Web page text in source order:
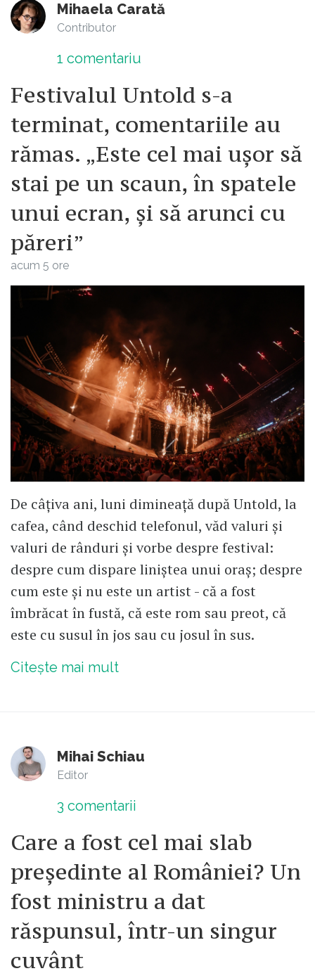
Mihaela Carată
Contributor
1 comentariu
Festivalul Untold s-a
terminat, comentariile au
rămas. „Este cel mai ușor să
stai pe un scaun, în spatele
unui ecran, și să arunci cu
păreri”
acum 5 ore
De câțiva ani, luni dimineață după Untold, la
cafea, când deschid telefonul, văd valuri și
valuri de rânduri și vorbe despre festival:
despre cum dispare liniștea unui oraș; despre
cum este și nu este un artist - că a fost
îmbrăcat în fustă, că este rom sau preot, că
este cu susul în jos sau cu josul în sus.
Citește mai mult
Mihai Schiau
Editor
3 comentarii
Care a fost cel mai slab
președinte al României? Un
fost ministru a dat
răspunsul, într-un singur
cuvânt